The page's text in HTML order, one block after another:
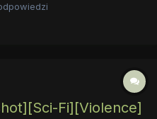
d/1RhghOdJ65DATvdXKzi8W
Fi][Violence]